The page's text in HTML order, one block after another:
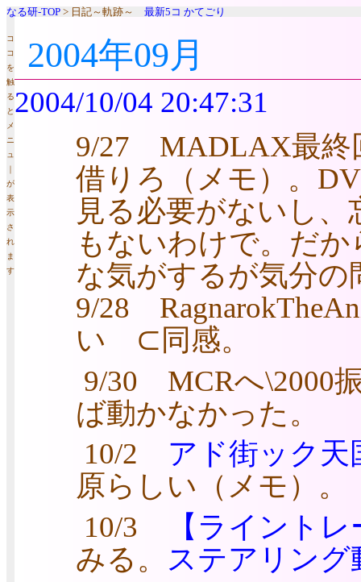
なる研-TOP > 日記～軌跡～ 最新5コ かてごり
コ
コ
を
触
る
と
メ
ニ
ュ
｜
が
表
示
さ
れ
ま
す
2004年09月
2004/10/04 20:47:31
9/27 MADLAX最終
借りろ（メモ）。
見る必要がないし
もないわけで。だ
な気がするが気分
9/28
い ⊂同感。
9/30 MCRへ\2000
ば動かなかった。
10/2 アド街ック天
原らしい（メモ）。
10/3
【ライント
みる。
ステアリング